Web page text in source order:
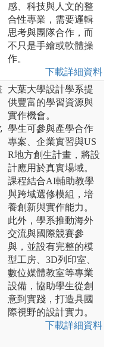
感、科技與人文的整
合性專業，需要邏輯
思考與團隊合作，而
不只是手繪或軟體操
作。
下載詳細資料
大葉大學設計學系提
供豐富的學習資源與
實作機會。
學生可參與產學合作
專案、企業實習與US
R地方創生計畫，將設
計應用於真實場域。
課程結合AI輔助教學
與跨域選修模組，培
養創新與實作能力。
此外，學系推動海外
交流與國際競賽參
與，並設有完整的模
型工房、3D列印室、
數位媒體教室等專業
設備，協助學生從創
意到實踐，打造具國
際視野的設計實力。
下載詳細資料